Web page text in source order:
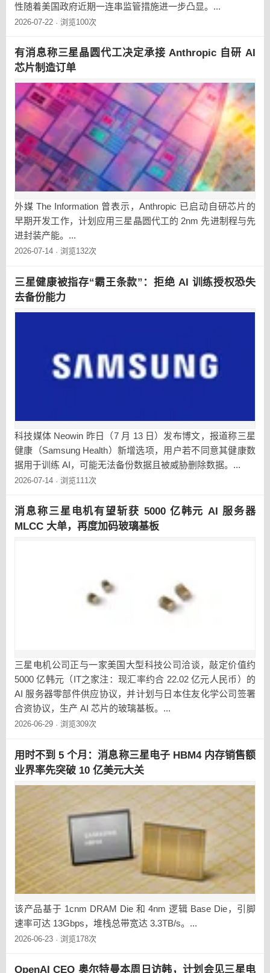
性随着美国政府近期一连串监管措施进一步凸显。...
2026-07-22 · 浏览100次
有消息称三星晶圆代工决定承接 Anthropic 自研 AI
芯片制造订单
外媒 The Information 曾表示，Anthropic 已启动自研芯片的
早期开发工作，计划应用三星晶圆代工的 2nm 先进制程与先
进封装产能。...
2026-07-14 · 浏览132次
三星健康被指存“霸王条款”：拒绝 AI 训练授权恐失
去备份能力
科技媒体 Neowin 昨日（7 月 13 日）发布博文，报道称三星
健康（Samsung Health）新增选项，用户若不同意其健康数
据用于训练 AI，可能无法备份数据且被威胁删除数据。...
2026-07-14 · 浏览111次
消息称三星电机有望斩获 5000 亿韩元 AI 服务器
MLCC 大单，再度加码玻璃基板
三星电机公司正与一家美国大型科技公司洽谈，敲定价值约
5000 亿韩元（IT之家注：现汇率约合 22.02 亿元人民币）的
AI 服务器零部件供应协议，并计划与日本住友化学公司签署
合资协议，生产 AI 芯片的玻璃基板。...
2026-06-29 · 浏览309次
用时不到 5 个月：消息称三星电子 HBM4 内存销售额
业界率先突破 10 亿美元大关
该产品基于 1cnm DRAM Die 和 4nm 逻辑 Base Die，引脚
速率可达 13Gbps，堆栈总带宽达 3.3TB/s。...
2026-06-23 · 浏览178次
OpenAI CEO 奥尔特曼本周日访韩，计划会见三星电